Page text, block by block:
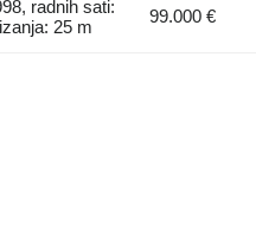
radnih sati:
25 m
99.000 €